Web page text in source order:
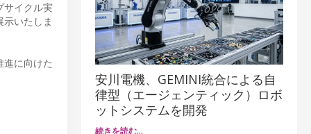
サイクル実
いたしま
に向けた
安川電機、GEMINI統合による自
律型（エージェンティック）ロボ
ットシステムを開発
続きを読む…